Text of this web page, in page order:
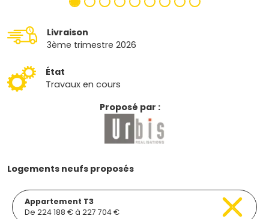
Livraison
3ème trimestre 2026
État
Travaux en cours
Proposé par :
Logements neufs proposés
Appartement T3
De 224 188 € à 227 704 €